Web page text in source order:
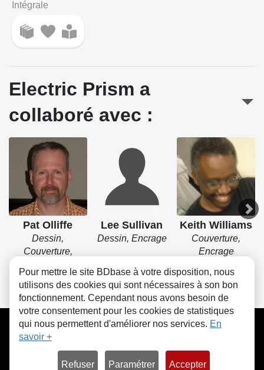
Intégrale
Electric Prism a
collaboré avec :
Pat Olliffe
Dessin,
Couverture,
Lee Sullivan
Dessin, Encrage
Keith Williams
Couverture,
Encrage
CGU FAQ Contact Cookies
Pour mettre le site BDbase à votre disposition, nous
utilisons des cookies qui sont nécessaires à son bon
fonctionnement. Cependant nous avons besoin de
votre consentement pour les cookies de statistiques
qui nous permettent d'améliorer nos services. En
savoir +
Refuser Paramétrer Accepter